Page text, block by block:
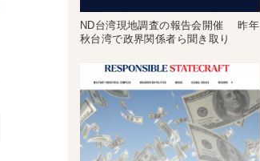
ND台湾現地調査の報告会開催 昨年
秋台湾で政界関係者ら聞き取り